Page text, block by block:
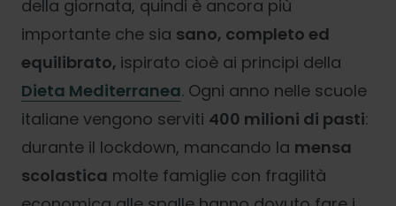
della giornata, quindi è ancora più
importante che sia sano, completo ed
equilibrato, ispirato cioè ai principi della
Dieta Mediterranea. Ogni anno nelle scuole
italiane vengono serviti 400 milioni di pasti:
durante il lockdown, mancando la mensa
scolastica molte famiglie con fragilità